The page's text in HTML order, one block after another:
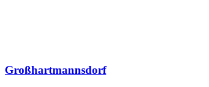
Großhartmannsdorf